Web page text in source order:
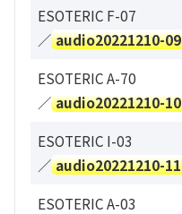
ESOTERIC F-07
／ audio20221210-09
ESOTERIC A-70
／ audio20221210-10
ESOTERIC I-03
／ audio20221210-11
ESOTERIC A-03